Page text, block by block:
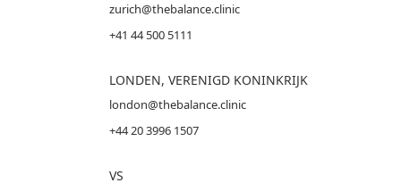
zurich@thebalance.clinic
+41 44 500 5111
LONDEN, VERENIGD KONINKRIJK
london@thebalance.clinic
+44 20 3996 1507
VS